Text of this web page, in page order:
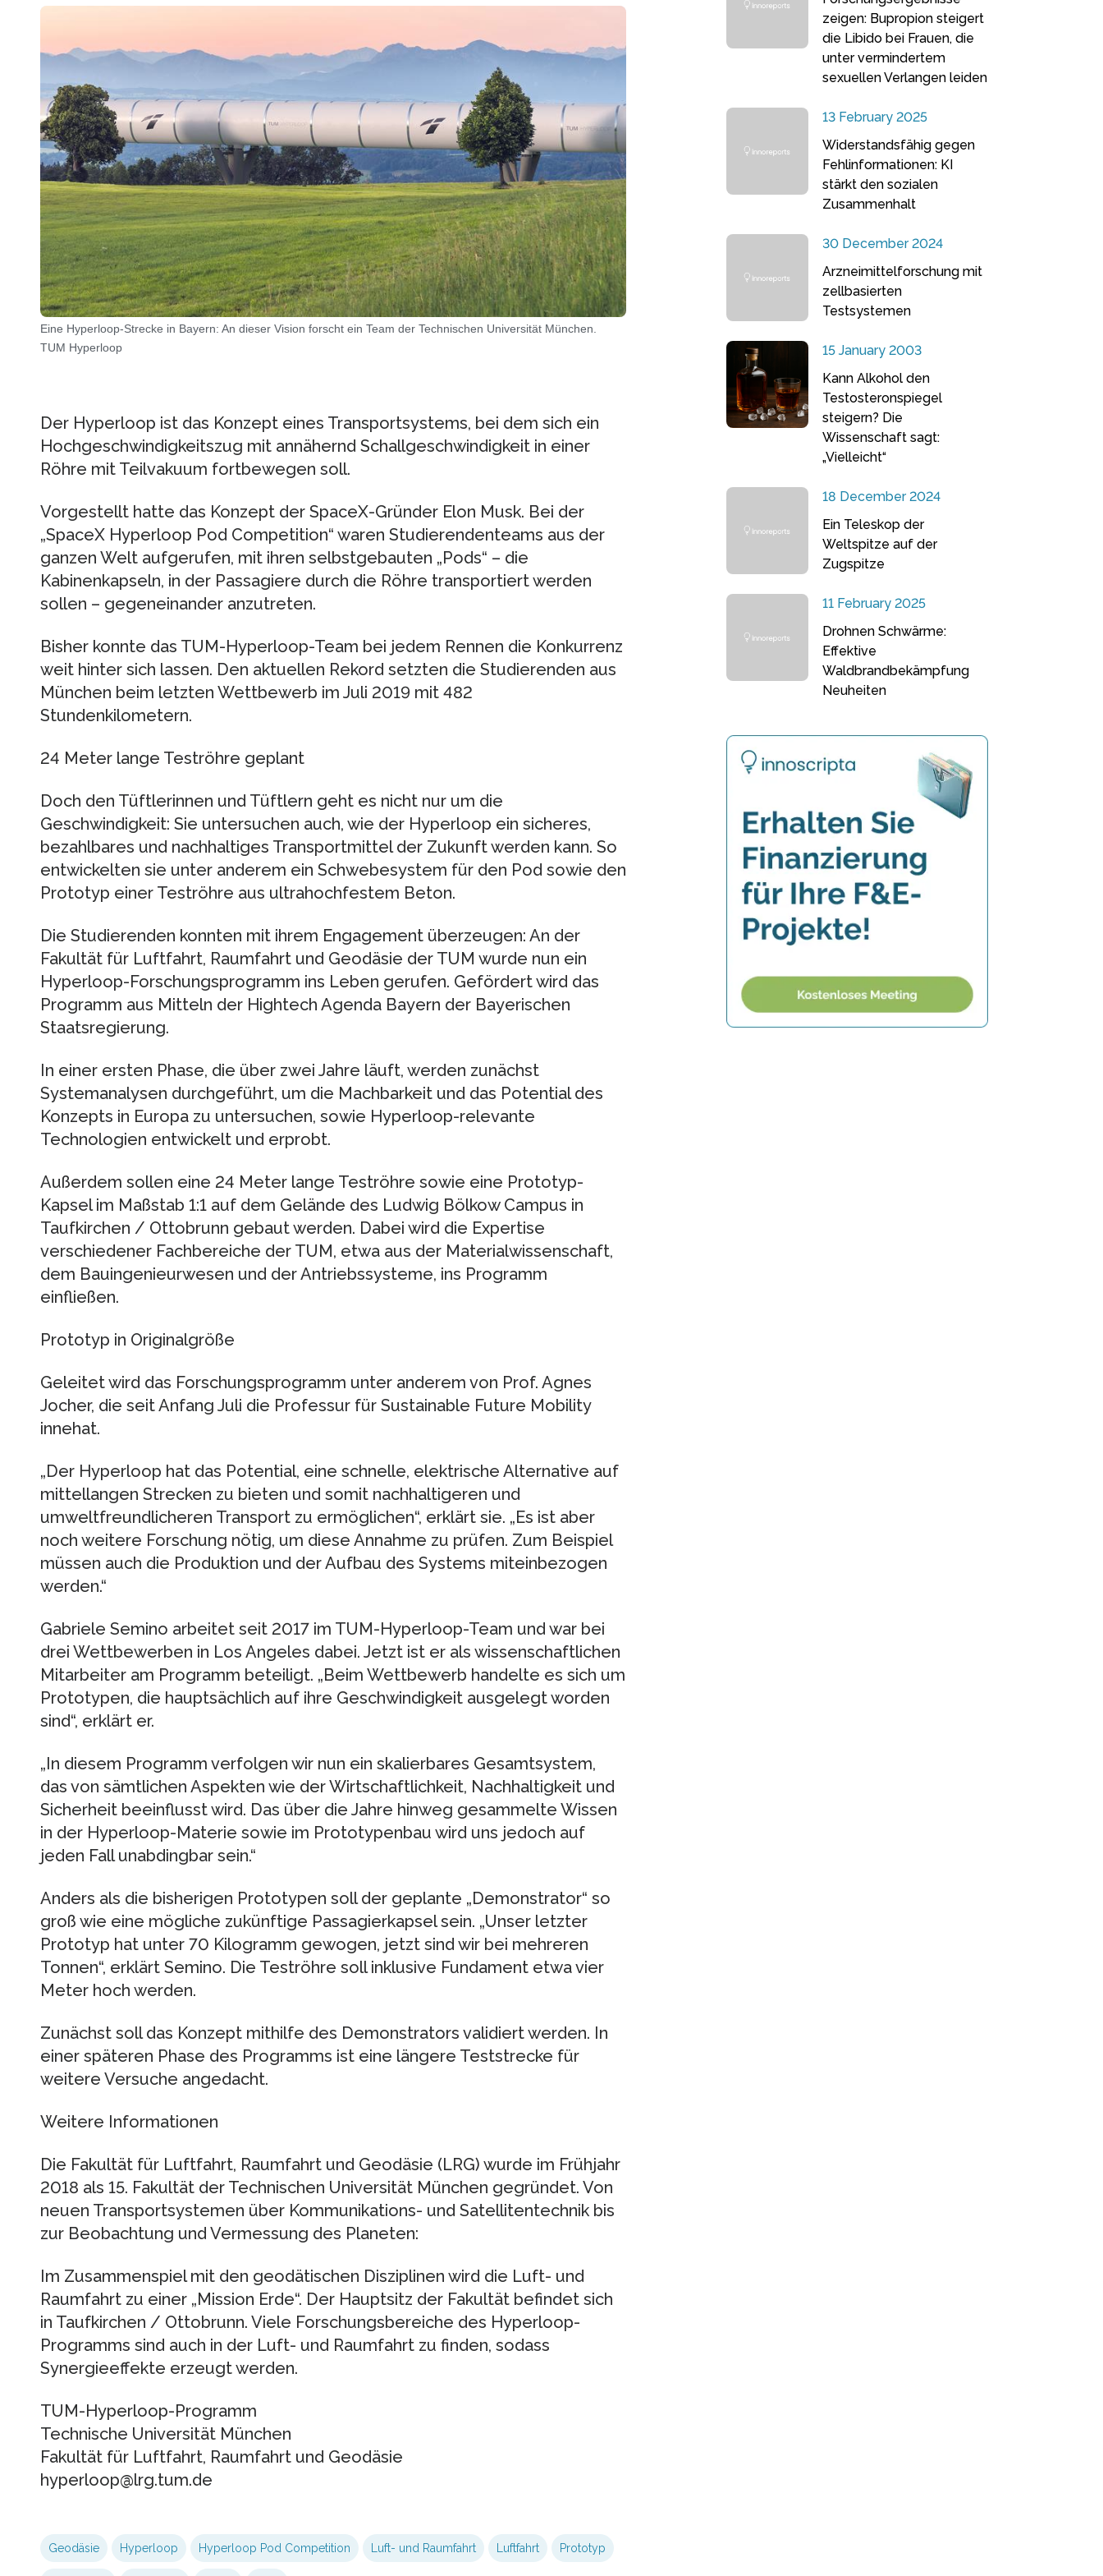
Eine Hyperloop-Strecke in Bayern: An dieser Vision forscht ein Team der Technischen Universität München.
TUM Hyperloop
Der Hyperloop ist das Konzept eines Transportsystems, bei dem sich ein
Hochgeschwindigkeitszug mit annähernd Schallgeschwindigkeit in einer
Röhre mit Teilvakuum fortbewegen soll.
Vorgestellt hatte das Konzept der SpaceX-Gründer Elon Musk. Bei der
„SpaceX Hyperloop Pod Competition“ waren Studierendenteams aus der
ganzen Welt aufgerufen, mit ihren selbstgebauten „Pods“ – die
Kabinenkapseln, in der Passagiere durch die Röhre transportiert werden
sollen – gegeneinander anzutreten.
Bisher konnte das TUM-Hyperloop-Team bei jedem Rennen die Konkurrenz
weit hinter sich lassen. Den aktuellen Rekord setzten die Studierenden aus
München beim letzten Wettbewerb im Juli 2019 mit 482
Stundenkilometern.
24 Meter lange Teströhre geplant
Doch den Tüftlerinnen und Tüftlern geht es nicht nur um die
Geschwindigkeit: Sie untersuchen auch, wie der Hyperloop ein sicheres,
bezahlbares und nachhaltiges Transportmittel der Zukunft werden kann. So
entwickelten sie unter anderem ein Schwebesystem für den Pod sowie den
Prototyp einer Teströhre aus ultrahochfestem Beton.
Die Studierenden konnten mit ihrem Engagement überzeugen: An der
Fakultät für Luftfahrt, Raumfahrt und Geodäsie der TUM wurde nun ein
Hyperloop-Forschungsprogramm ins Leben gerufen. Gefördert wird das
Programm aus Mitteln der Hightech Agenda Bayern der Bayerischen
Staatsregierung.
In einer ersten Phase, die über zwei Jahre läuft, werden zunächst
Systemanalysen durchgeführt, um die Machbarkeit und das Potential des
Konzepts in Europa zu untersuchen, sowie Hyperloop-relevante
Technologien entwickelt und erprobt.
Außerdem sollen eine 24 Meter lange Teströhre sowie eine Prototyp-
Kapsel im Maßstab 1:1 auf dem Gelände des Ludwig Bölkow Campus in
Taufkirchen / Ottobrunn gebaut werden. Dabei wird die Expertise
verschiedener Fachbereiche der TUM, etwa aus der Materialwissenschaft,
dem Bauingenieurwesen und der Antriebssysteme, ins Programm
einfließen.
Prototyp in Originalgröße
Geleitet wird das Forschungsprogramm unter anderem von Prof. Agnes
Jocher, die seit Anfang Juli die Professur für Sustainable Future Mobility
innehat.
„Der Hyperloop hat das Potential, eine schnelle, elektrische Alternative auf
mittellangen Strecken zu bieten und somit nachhaltigeren und
umweltfreundlicheren Transport zu ermöglichen“, erklärt sie. „Es ist aber
noch weitere Forschung nötig, um diese Annahme zu prüfen. Zum Beispiel
müssen auch die Produktion und der Aufbau des Systems miteinbezogen
werden.“
Gabriele Semino arbeitet seit 2017 im TUM-Hyperloop-Team und war bei
drei Wettbewerben in Los Angeles dabei. Jetzt ist er als wissenschaftlichen
Mitarbeiter am Programm beteiligt. „Beim Wettbewerb handelte es sich um
Prototypen, die hauptsächlich auf ihre Geschwindigkeit ausgelegt worden
sind“, erklärt er.
„In diesem Programm verfolgen wir nun ein skalierbares Gesamtsystem,
das von sämtlichen Aspekten wie der Wirtschaftlichkeit, Nachhaltigkeit und
Sicherheit beeinflusst wird. Das über die Jahre hinweg gesammelte Wissen
in der Hyperloop-Materie sowie im Prototypenbau wird uns jedoch auf
jeden Fall unabdingbar sein.“
Anders als die bisherigen Prototypen soll der geplante „Demonstrator“ so
groß wie eine mögliche zukünftige Passagierkapsel sein. „Unser letzter
Prototyp hat unter 70 Kilogramm gewogen, jetzt sind wir bei mehreren
Tonnen“, erklärt Semino. Die Teströhre soll inklusive Fundament etwa vier
Meter hoch werden.
Zunächst soll das Konzept mithilfe des Demonstrators validiert werden. In
einer späteren Phase des Programms ist eine längere Teststrecke für
weitere Versuche angedacht.
Weitere Informationen
Die Fakultät für Luftfahrt, Raumfahrt und Geodäsie (LRG) wurde im Frühjahr
2018 als 15. Fakultät der Technischen Universität München gegründet. Von
neuen Transportsystemen über Kommunikations- und Satellitentechnik bis
zur Beobachtung und Vermessung des Planeten:
Im Zusammenspiel mit den geodätischen Disziplinen wird die Luft- und
Raumfahrt zu einer „Mission Erde“. Der Hauptsitz der Fakultät befindet sich
in Taufkirchen / Ottobrunn. Viele Forschungsbereiche des Hyperloop-
Programms sind auch in der Luft- und Raumfahrt zu finden, sodass
Synergieeffekte erzeugt werden.
TUM-Hyperloop-Programm
Technische Universität München
Fakultät für Luftfahrt, Raumfahrt und Geodäsie
hyperloop@lrg.tum.de
Geodäsie Hyperloop Hyperloop Pod Competition Luft- und Raumfahrt Luftfahrt Prototyp
zeigen: Bupropion steigert
die Libido bei Frauen, die
unter vermindertem
sexuellen Verlangen leiden
13 February 2025
Widerstandsfähig gegen
Fehlinformationen: KI
stärkt den sozialen
Zusammenhalt
30 December 2024
Arzneimittelforschung mit
zellbasierten
Testsystemen
15 January 2003
Kann Alkohol den
Testosteronspiegel
steigern? Die
Wissenschaft sagt:
„Vielleicht“
18 December 2024
Ein Teleskop der
Weltspitze auf der
Zugspitze
11 February 2025
Drohnen Schwärme:
Effektive
Waldbrandbekämpfung
Neuheiten